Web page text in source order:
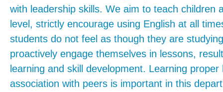
with leadership skills. We aim to teach children
level, strictly encourage using English at all
students do not feel as though they are
proactively engage themselves in lessons,
learning and skill development. Learning proper
association with peers is important in this